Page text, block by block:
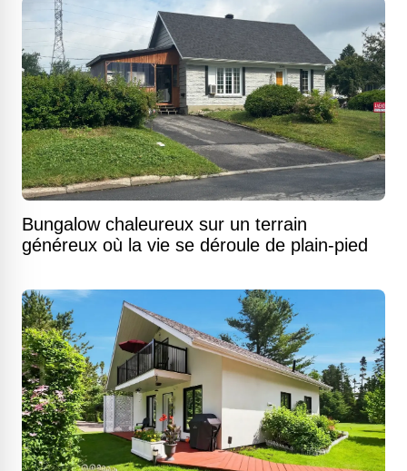
Bungalow chaleureux sur un terrain
généreux où la vie se déroule de plain-pied